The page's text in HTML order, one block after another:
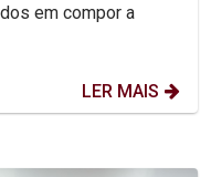
em compor a
LER MAIS